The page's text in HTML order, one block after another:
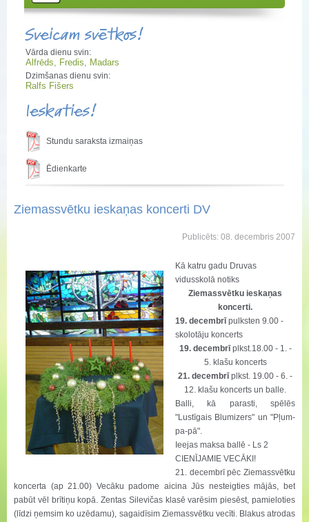
Sveicam svētkos!
Vārda dienu svin:
Alfrēds, Fredis, Madars
Dzimšanas dienu svin:
Ralfs Fišers
Ieskaties!
Stundu saraksta izmaiņas
Ēdienkarte
Ziemassvētku ieskaņas koncerti DV
Publicēts: 08. decembris 2007
Kā katru gadu Druvas
vidusskolā notiks
Ziemassvētku ieskaņas
koncerti.
19. decembrīpulksten 9.00 -
skolotāju koncerts
19. decembrīplkst.18.00 - 1. -
5. klašu koncerts
21. decembrīplkst. 19.00 - 6. -
12. klašu koncerts un balle.
Balli, kā parasti, spēlēs
"Lustīgais Blumizers" un "Pļum-
pa-pā".
Ieejas maksa ballē - Ls 2
CIENĪJAMIE VECĀKI!
21. decembrī pēc Ziemassvētku
koncerta (ap 21.00) Vecāku padome aicina Jūs nesteigties mājās, bet
pabūt vēl brītiņu kopā. Zentas Silevičas klasē varēsim piesēst, pamieloties
(līdzi ņemsim ko uzēdamu), sagaidīsim Ziemassvētku vecīti. Blakus atrodas